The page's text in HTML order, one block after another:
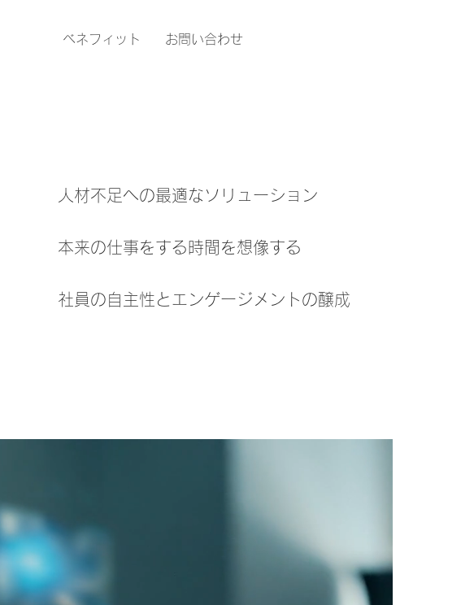
ベネフィット お問い合わせ
人材不足への最適なソリューション
本来の仕事をする時間を想像する
​社員の自主性とエンゲージメントの醸成